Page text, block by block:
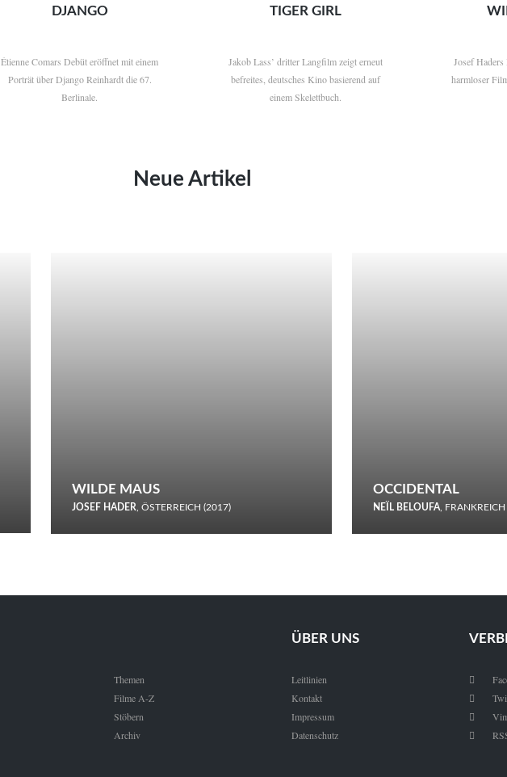
DJANGO
Étienne Comars Debüt eröffnet mit einem
Porträt über Django Reinhardt die 67.
Berlinale.
TIGER GIRL
Jakob Lass’ dritter Langfilm zeigt erneut
befreites, deutsches Kino basierend auf
einem Skelettbuch.
Josef Haders
harmloser
Neue Artikel
WILDE MAUS
JOSEF HADER, ÖSTERREICH (2017)
Schnee.
OCCIDENTAL
NEÏL BELOUFA,
Themen
Filme A-Z
Stöbern
Archiv
ÜBER UNS
Leitlinien
Kontakt
Impressum
Datenschutz



